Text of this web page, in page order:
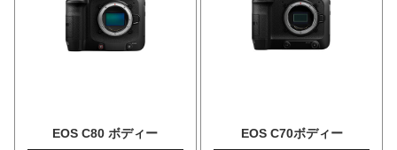
EOS C80 ボディー EOS C70ボディー